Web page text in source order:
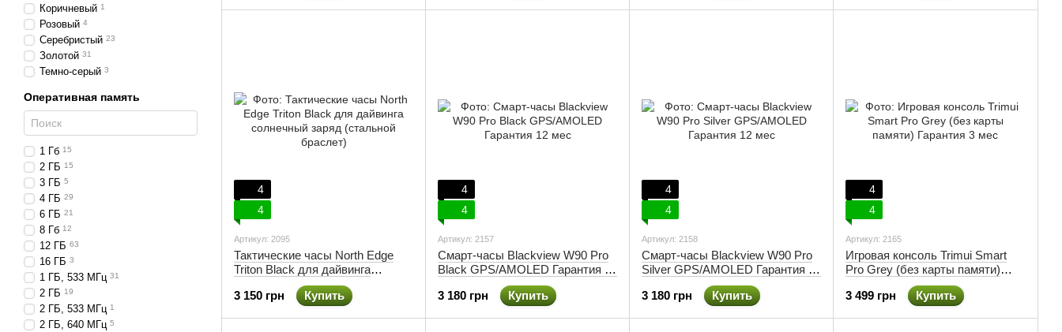
4
4
Артикул: 2095
Тактические часы North Edge
Triton Black для дайвинга
солнечный заряд (стальной
браслет)
3 150 грн Купить
4
4
Артикул: 2157
Смарт-часы Blackview W90 Pro
Black GPS/AMOLED Гарантия 12
3 180 грн
Купить
4
4
Артикул: 2158
Смарт-часы Blackview W90 Pro
Silver GPS/AMOLED Гарантия 12
3 180 грн
Купить
4
4
Артикул: 2165
Игровая консоль Trimui Smart
Pro Grey (без карты памяти)
Гарантия 3 мес
3 499 грн
Купить
Коричневый 1
Розовый 4
Серебристый 23
Золотой 31
Темно-серый 3
Оперативная память
1 Гб 15
2 ГБ 15
3 ГБ 5
4 ГБ 29
6 ГБ 21
8 Гб 12
12 ГБ 63
16 ГБ 3
1 ГБ, 533 МГц 31
2 ГБ 19
2 ГБ, 533 МГц 1
2 ГБ, 640 МГц 5